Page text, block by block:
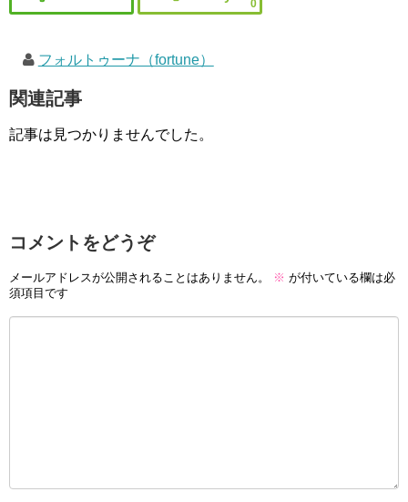
0
フォルトゥーナ（fortune）
関連記事
記事は見つかりませんでした。
コメントをどうぞ
メールアドレスが公開されることはありません。 ※ が付いている欄は必
須項目です